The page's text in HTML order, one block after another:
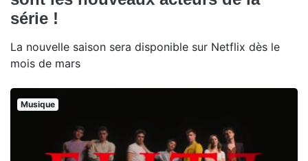
série !
La nouvelle saison sera disponible sur Netflix dès le
mois de mars
Musique